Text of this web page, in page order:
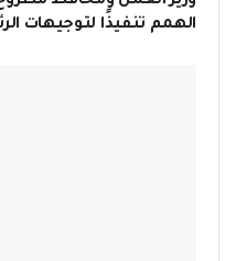
الهمم تنفيذًا لتوجيهات